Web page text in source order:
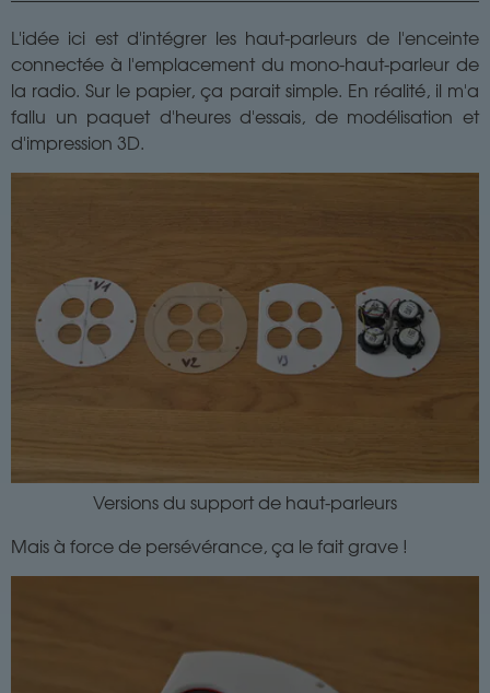
L'idée ici est d'intégrer les haut-parleurs de l'enceinte
connectée à l'emplacement du mono-haut-parleur de
la radio. Sur le papier, ça parait simple. En réalité, il m'a
fallu un paquet d'heures d'essais, de modélisation et
d'impression 3D.
Versions du support de haut-parleurs
Mais à force de persévérance, ça le fait grave !